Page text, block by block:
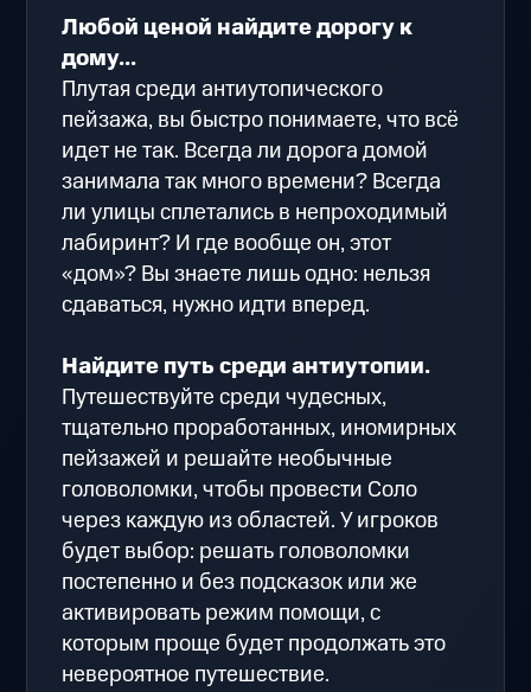
Любой ценой найдите дорогу к
дому...
Плутая среди антиутопического
пейзажа, вы быстро понимаете, что всё
идет не так. Всегда ли дорога домой
занимала так много времени? Всегда
ли улицы сплетались в непроходимый
лабиринт? И где вообще он, этот
«дом»? Вы знаете лишь одно: нельзя
сдаваться, нужно идти вперед.
Найдите путь среди антиутопии.
Путешествуйте среди чудесных,
тщательно проработанных, иномирных
пейзажей и решайте необычные
головоломки, чтобы провести Соло
через каждую из областей. У игроков
будет выбор: решать головоломки
постепенно и без подсказок или же
активировать режим помощи, с
которым проще будет продолжать это
невероятное путешествие.